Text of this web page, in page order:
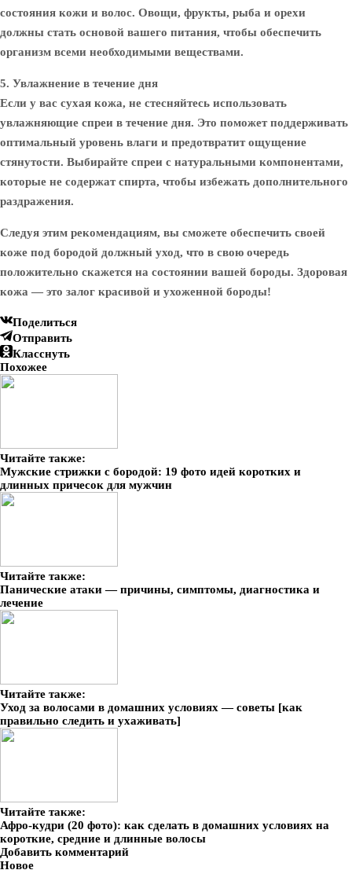
состояния кожи и волос. Овощи, фрукты, рыба и орехи
должны стать основой вашего питания, чтобы обеспечить
организм всеми необходимыми веществами.
5. Увлажнение в течение дня
Если у вас сухая кожа, не стесняйтесь использовать
увлажняющие спреи в течение дня. Это поможет поддерживать
оптимальный уровень влаги и предотвратит ощущение
стянутости. Выбирайте спреи с натуральными компонентами,
которые не содержат спирта, чтобы избежать дополнительного
раздражения.
Следуя этим рекомендациям, вы сможете обеспечить своей
коже под бородой должный уход, что в свою очередь
положительно скажется на состоянии вашей бороды. Здоровая
кожа — это залог красивой и ухоженной бороды!
Поделиться
Отправить
Класснуть
Похожее
Читайте также:
Мужские стрижки с бородой: 19 фото идей коротких и
длинных причесок для мужчин
Читайте также:
Панические атаки — причины, симптомы, диагностика и
лечение
Читайте также:
Уход за волосами в домашних условиях — советы [как
правильно следить и ухаживать]
Читайте также:
Афро-кудри (20 фото): как сделать в домашних условиях на
короткие, средние и длинные волосы
Добавить комментарий
Новое